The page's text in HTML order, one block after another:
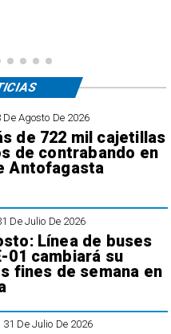
De Agosto De 2026
de 722 mil cajetillas
de contrabando en
Antofagasta
De Julio De 2026
Línea de buses
01 cambiará su
fines de semana en
31 De Julio De 2026